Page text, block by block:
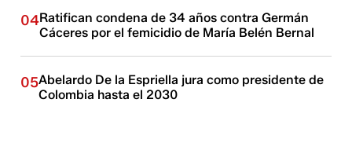
04Ratifican condena de 34 años contra Germán
Cáceres por el femicidio de María Belén Bernal
05Abelardo De la Espriella jura como presidente de
Colombia hasta el 2030